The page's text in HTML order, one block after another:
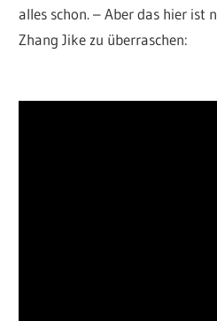
alles schon. – Aber das hier ist
Zhang Jike zu überraschen: